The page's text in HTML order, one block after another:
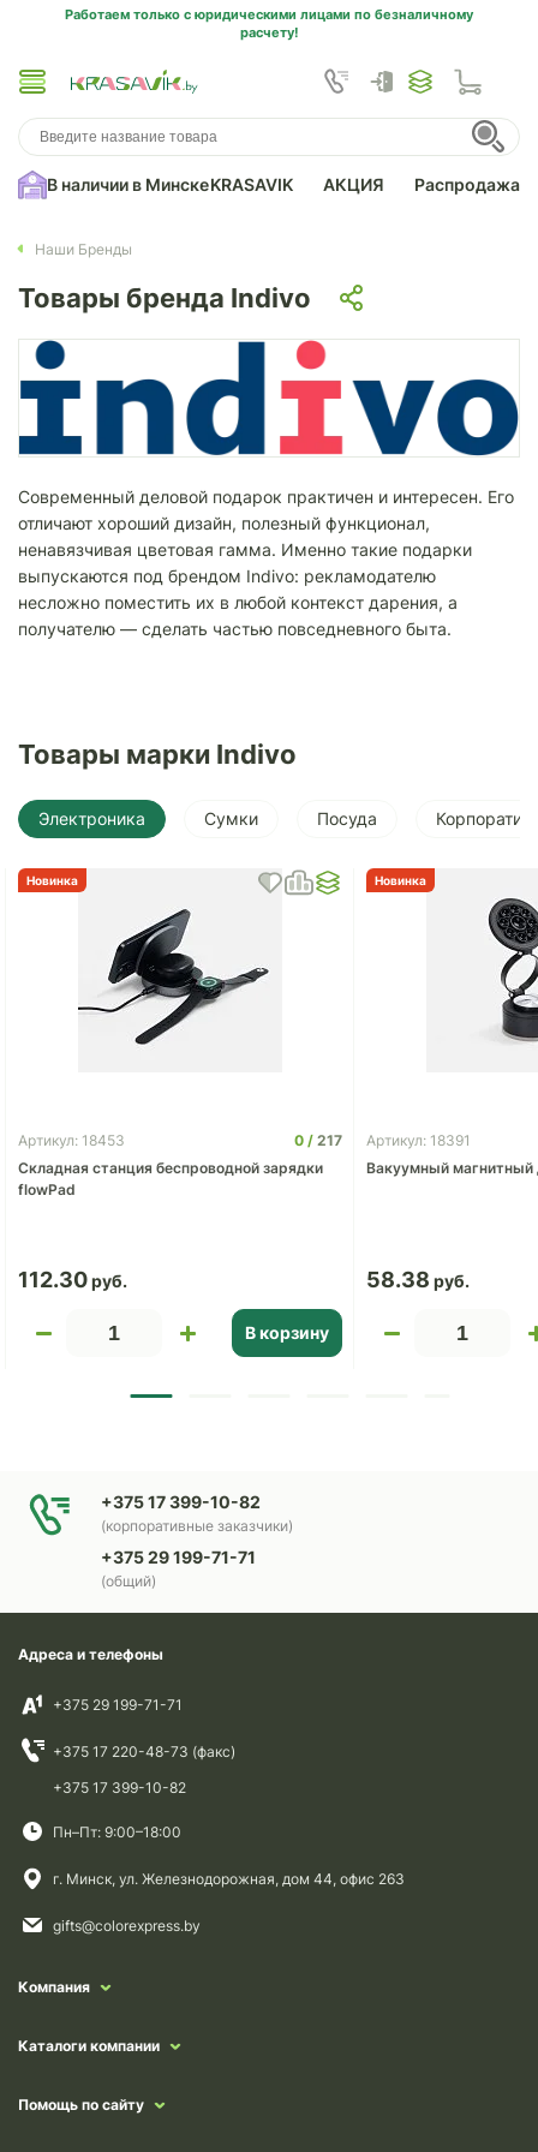
Работаем только с юридическими лицами по безналичному
расчету!
В наличии в МинскеKRASAVIK АКЦИЯ Распродажа
Наши Бренды
Товары бренда Indivo
Современный деловой подарок практичен и интересен. Его
отличают хороший дизайн, полезный функционал,
ненавязчивая цветовая гамма. Именно такие подарки
выпускаются под брендом Indivo: рекламодателю
несложно поместить их в любой контекст дарения, а
получателю — сделать частью повседневного быта.
Товары марки Indivo
Электроника Сумки Посуда
Новинка
Артикул: 18453 0
217
Складная станция беспроводной зарядки
flowPad
112.30
В корзину
Новинка
Артикул: 18391
Вакуумный магнитный
58.38
+375 17 399-10-82
(корпоративные заказчики)
+375 29 199-71-71
(общий)
Адреса и телефоны
+375 29 199-71-71
+375 17 220-48-73 (факс)
+375 17 399-10-82
Пн–Пт: 9:00–18:00
г. Минск, ул. Железнодорожная, дом 44, офис 263
gifts@colorexpress.by
Компания
Каталоги компании
Помощь по сайту